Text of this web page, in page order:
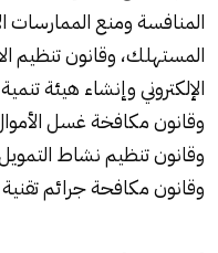
المنافسة ومنع الممارسات
المستهلك، وقانون تنظيم
الإلكتروني وإنشاء هيئة
وقانون مكافخة غسل
وقانون تنظيم نشاط
وقانون مكافحة جرائم